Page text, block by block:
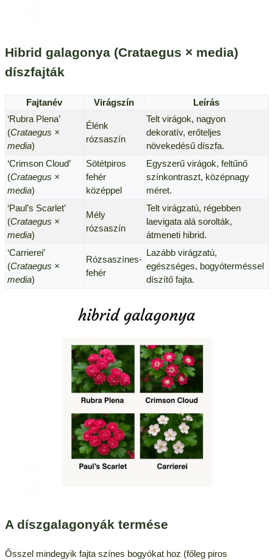
Hibrid galagonya (Crataegus × media)
díszfajták
Fajtanév Virágszín
Leírás
‘Rubra Plena’
(Crataegus ×
media)
Élénk
rózsaszín
Telt virágok, nagyon
dekoratív, erőteljes
növekedésű díszfa.
‘Crimson Cloud’
(Crataegus ×
media)
Sötétpiros
fehér
középpel
Egyszerű virágok, feltűnő
színkontraszt, középnagy
méret.
‘Paul’s Scarlet’
(Crataegus ×
media)
Mély
rózsaszín
Telt virágzatú, régebben
laevigata alá sorolták,
átmeneti hibrid.
‘Carrierei’
(Crataegus ×
media)
Rózsaszínes-
fehér
Lazább virágzatú,
egészséges, bogyóterméssel
díszítő fajta.
A díszgalagonyák termése
Ősszel mindegyik fajta színes bogyókat hoz (főleg piros